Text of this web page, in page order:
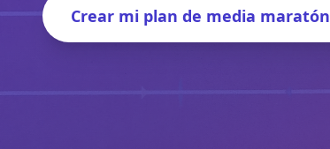
Crear mi plan de media maratón